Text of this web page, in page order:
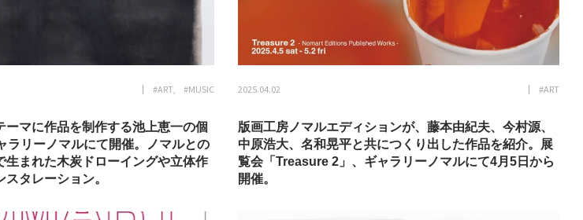
#ART #MUSIC
ーマに作品を制作する池上恵一の個
ラリーノマルにて開催。ノマルとの
生まれた木炭ドローイングや立体作
タレーション。
2025.04.02 #ART
版画工房ノマルエディションが、藤本由紀夫、今村源、
中原浩大、名和晃平と共につくり出した作品を紹介。展
覧会「Treasure 2」、ギャラリーノマルにて4月5日から
開催。